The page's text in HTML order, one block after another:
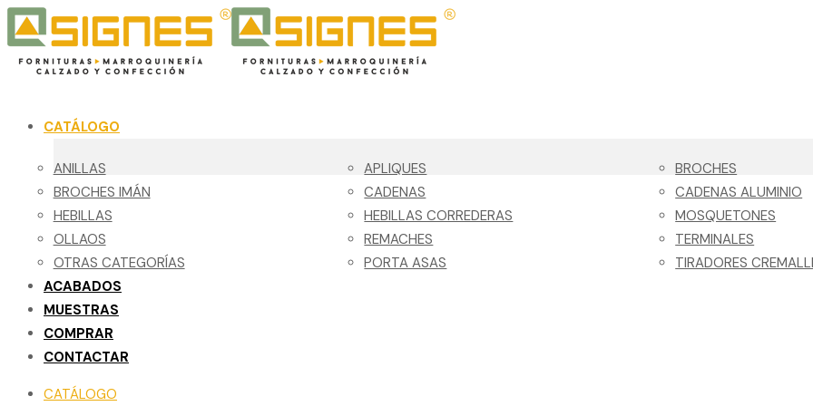
CATÁLOGO
ANILLAS APLIQUES
BROCHES
BROCHES IMÁN
CADENAS
CADENAS ALUMINIO
HEBILLAS
HEBILLAS CORREDERAS
MOSQUETONES
OLLAOS
REMACHES
TERMINALES
OTRAS CATEGORÍAS
PORTA ASAS
TIRADORES
ACABADOS
MUESTRAS
COMPRAR
CONTACTAR
CATÁLOGO